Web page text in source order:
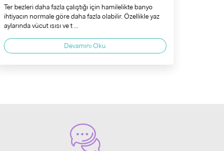
Ter bezleri daha fazla çalıştığı için hamilelikte banyo
ihtiyacın normale göre daha fazla olabilir. Özellikle yaz
aylarında vücut ısısı ve t ...
Devamını Oku